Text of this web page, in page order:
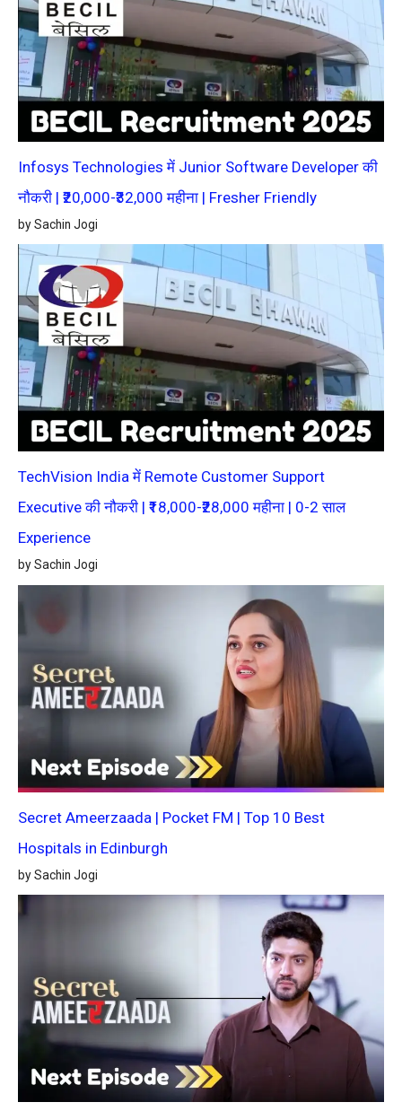
Infosys Technologies में Junior Software Developer की
नौकरी | ₹20,000-₹32,000 महीना | Fresher Friendly
by Sachin Jogi
TechVision India में Remote Customer Support
Executive की नौकरी | ₹18,000-₹28,000 महीना | 0-2 साल
Experience
by Sachin Jogi
Secret Ameerzaada | Pocket FM | Top 10 Best
Hospitals in Edinburgh
by Sachin Jogi